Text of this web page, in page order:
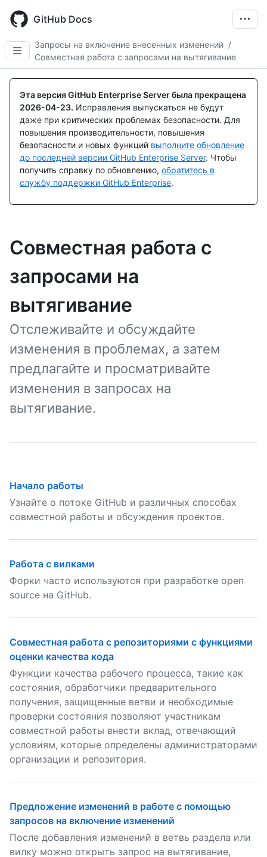
main
content
GitHub Docs
Запросы на включение внесенных изменений /
Совместная работа с запросами на вытягивание
Эта версия GitHub Enterprise Server была прекращена
2026-04-23. Исправления выпускаться не будут
даже при критических проблемах безопасности. Для
повышения производительности, повышения
безопасности и новых функций выполните обновление
до последней версии GitHub Enterprise Server. Чтобы
получить справку по обновлению, обратитесь в
службу поддержки GitHub Enterprise.
Совместная работа с
запросами на
вытягивание
Отслеживайте и обсуждайте
изменения в проблемах, а затем
предлагайте и просматривайте
изменения в запросах на
вытягивание.
Начало работы
Узнайте о потоке GitHub и различных способах
совместной работы и обсуждения проектов.
Работа с вилками
Форки часто используются при разработке open
source на GitHub.
Совместная работа с репозиториями с функциями
оценки качества кода
Функции качества рабочего процесса, такие как
состояния, обработчики предварительного
получения, защищенные ветви и необходимые
проверки состояния позволяют участникам
совместной работы внести вклад, отвечающий
условиям, которые определены администраторами
организации и репозитория.
Предложение изменений в работе с помощью
запросов на включение изменений
После добавления изменений в ветвь раздела или
вилку можно открыть запрос на вытягивание,